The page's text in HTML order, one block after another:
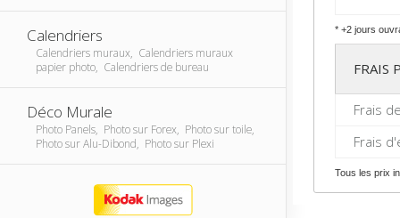
Calendriers
Calendriers muraux, Calendriers muraux
papier photo, Calendriers de bureau
Déco Murale
Photo Panels, Photo sur Forex, Photo sur toile,
Photo sur Alu-Dibond, Photo sur Plexi
* +2 jours
FRAIS
Frais
Frais
Tous les prix